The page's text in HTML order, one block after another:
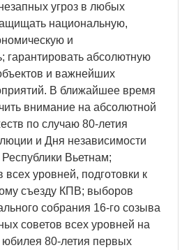
угроз в любых
национальную,
и
гарантировать абсолютную
и важнейших
В ближайшее время
внимание на абсолютной
по случаю 80-летия
и Дня независимости
Вьетнам;
уровней, подготовки к
съезду КПВ; выборов
собрания 16-го созыва
советов всех уровней на
юбилея 80-летия первых